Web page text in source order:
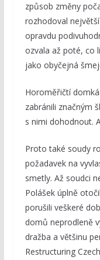
způsob změny
rozhodoval
opravdu
ozvala až poté, co
jako obyčejná
Horoměřičtí
zabránili značným
s nimi dohodnout.
Proto také soudy
požadavek na
smetly. Až soudci
Polášek úplně
porušili veškeré
domů neprodleně
dražba a většinu
Restructuring